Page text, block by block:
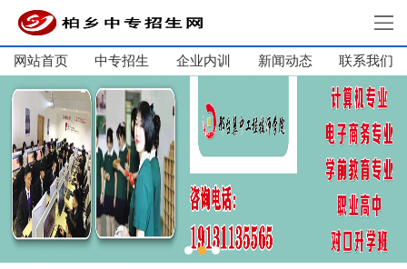
网站首页
中专招生
单招集训
大学生培训
企业内训
关于我们
网站首页 中专招生 企业内训 新闻动态 联系我们